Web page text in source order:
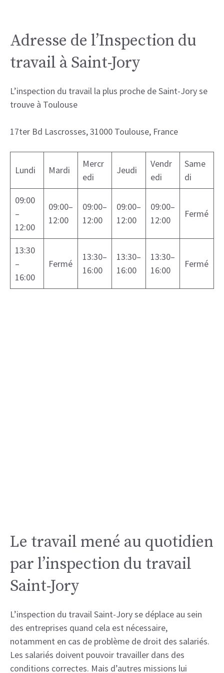
Adresse de l’Inspection du
travail à Saint-Jory
L’inspection du travail la plus proche de Saint-Jory se
trouve à Toulouse
17ter Bd Lascrosses, 31000 Toulouse, France
Lundi Mardi
Mercr
edi
Jeudi
Vendr
edi
Same
di
09:00
–
12:00
09:00–
12:00
09:00–
12:00
09:00–
12:00
09:00–
12:00
Fermé
13:30
–
16:00
Fermé
13:30–
16:00
13:30–
16:00
13:30–
16:00
Fermé
Le travail mené au quotidien
par l’inspection du travail
Saint-Jory
L’inspection du travail Saint-Jory se déplace au sein
des entreprises quand cela est nécessaire,
notamment en cas de problème de droit des salariés.
Les salariés doivent pouvoir travailler dans des
conditions correctes. Mais d’autres missions lui